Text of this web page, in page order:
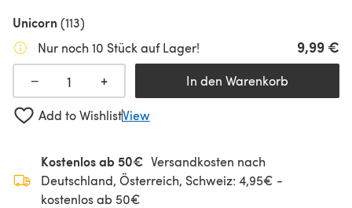
Unicorn (113)
Nur noch 10 Stück auf Lager!
9,99 €
−
+ In den Warenkorb
Add to WishlistView
Kostenlos ab 50€ Versandkosten nach
Deutschland, Österreich, Schweiz: 4,95€ -
kostenlos ab 50€